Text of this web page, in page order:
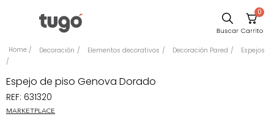
0
Decoración Elementos decorativos Decoración Pared Espejos
Espejo de piso Genova Dorado
REF: 631320
MARKETPLACE
Escritorio
Silla